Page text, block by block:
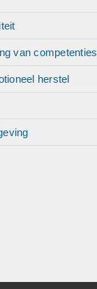
van competenties
herstel